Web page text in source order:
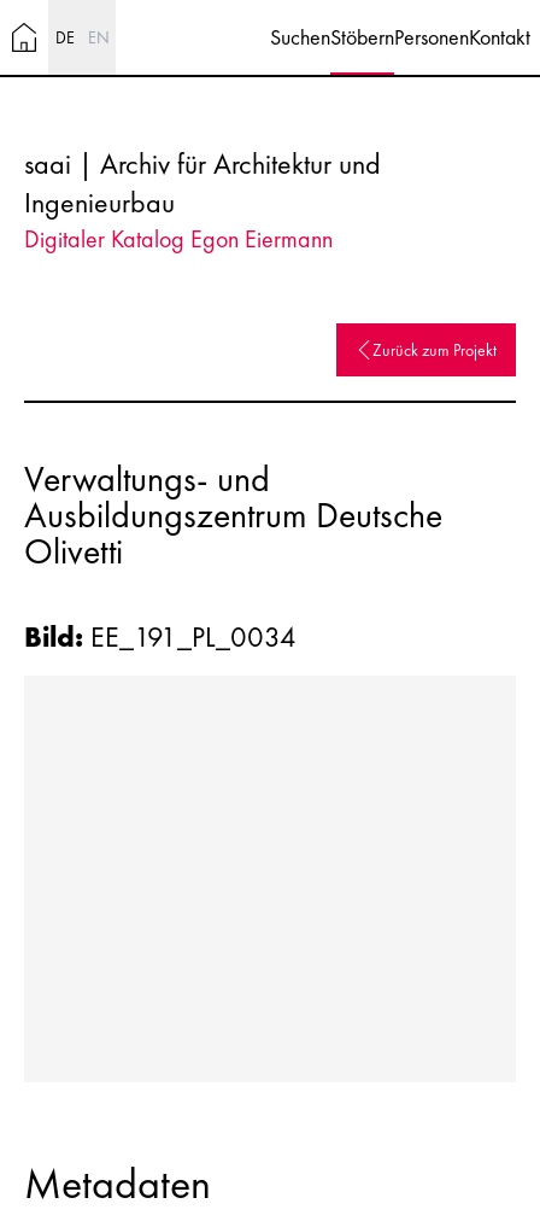
DE EN SuchenStöbernPersonenKontakt
saai | Archiv für Architektur und
Ingenieurbau
Digitaler Katalog Egon Eiermann
Zurück zum Projekt
Verwaltungs- und
Ausbildungszentrum Deutsche
Olivetti
Bild: EE_191_PL_0034
Metadaten